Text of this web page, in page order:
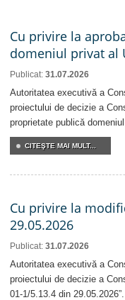
Cu privire la
domeniul privat al
Publicat: 31.07.2026
Autoritatea executivă a
proiectului de decizie a
proprietate publică
CITEŞTE MAI MULT...
Cu privire la
29.05.2026
Publicat: 31.07.2026
Autoritatea executivă a
proiectului de decizie a
01-1/5.13.4 din 29.05.2026”.